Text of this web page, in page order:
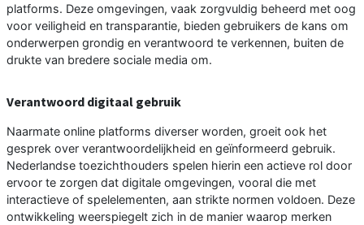
platforms. Deze omgevingen, vaak zorgvuldig beheerd met oog
voor veiligheid en transparantie, bieden gebruikers de kans om
onderwerpen grondig en verantwoord te verkennen, buiten de
drukte van bredere sociale media om.
Verantwoord digitaal gebruik
Naarmate online platforms diverser worden, groeit ook het
gesprek over verantwoordelijkheid en geïnformeerd gebruik.
Nederlandse toezichthouders spelen hierin een actieve rol door
ervoor te zorgen dat digitale omgevingen, vooral die met
interactieve of spelelementen, aan strikte normen voldoen. Deze
ontwikkeling weerspiegelt zich in de manier waarop merken